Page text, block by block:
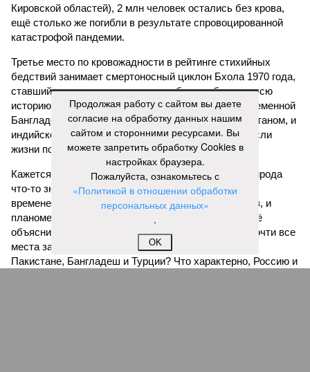
Кировской областей), 2 млн человек остались без крова,
ещё столько же погибли в результате спровоцированной
катастрофой пандемии.
Третье место по кровожадности в рейтинге стихийных
бедствий занимает смертоносный циклон Бхола 1970 года,
ставший самым мощным среди себе подобных за всю
историю наблюдений. Он поразил территории современной
Бангладеш, тогда называвшейся Восточным Пакистаном, и
индийского штата Западная Бенгалия. Шторма унесли
жизни полумиллиона человек.
Кажется, стремящаяся сохранить свою чистоту природа
что-то знала о том, какие именно страны станут со
временем самыми «грязными» в плане производств, и
планомерно подтачивала их демографию. А как ещё
объяснить то, что в топ-10 природных катастроф почти все
места занимают бедствия, разразившиеся в Индии,
Пакистане, Бангладеш и Турции? Что характерно, Россию и
Продолжая работу с сайтом вы даете
согласие на обработку данных нашим
сайтом и сторонними ресурсами. Вы
можете запретить обработку Cookies в
настройках браузера.
Пожалуйста, ознакомьтесь с
«Политикой в отношении обработки
персональных данных»
.
OK